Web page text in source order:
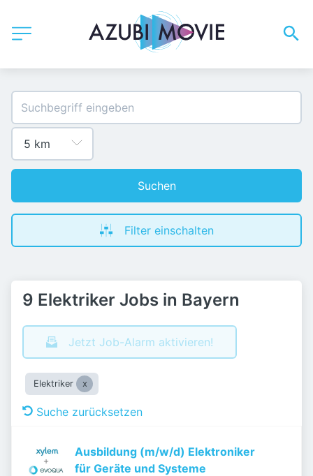
Suchen
Filter einschalten
9 Elektriker Jobs in Bayern
Jetzt Job-Alarm aktivieren!
Elektriker
Suche zurücksetzen
Ausbildung (m/w/d) Elektroniker
für Geräte und Systeme